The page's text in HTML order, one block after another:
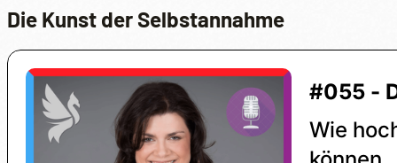
Die Kunst der Selbstannahme